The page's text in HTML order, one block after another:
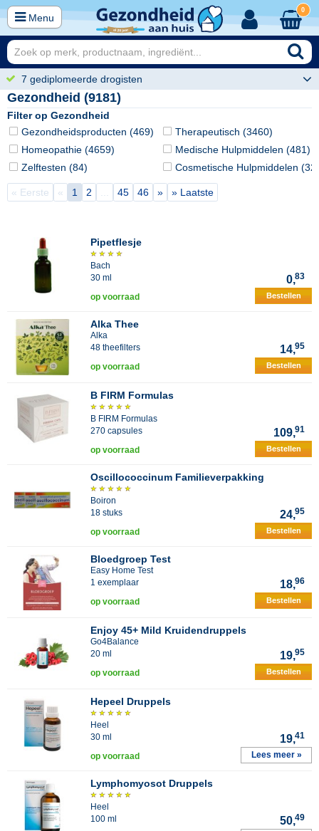
Menu
0
7 gediplomeerde drogisten
Gezondheid (9181)
Filter op Gezondheid
Gezondheidsproducten (469)
Homeopathie (4659)
Zelftesten (84)
Therapeutisch (3460)
Medische Hulpmiddelen (481)
Cosmetische Hulpmiddelen (32)
« Eerste « 1 2 45 46 » » Laatste
Pipetflesje
Bach
30 ml
0,83
op voorraad Bestellen
Alka Thee
Alka
48 theefilters
14,95
op voorraad Bestellen
B FIRM Formulas
B FIRM Formulas
270 capsules
109,91
op voorraad Bestellen
Oscillococcinum Familieverpakking
Boiron
18 stuks
24,95
op voorraad Bestellen
Bloedgroep Test
Easy Home Test
1 exemplaar
18,96
op voorraad Bestellen
Enjoy 45+ Mild Kruidendruppels
Go4Balance
20 ml
19,95
op voorraad Bestellen
Hepeel Druppels
Heel
30 ml
19,41
op voorraad Lees meer »
Lymphomyosot Druppels
Heel
100 ml
50,49